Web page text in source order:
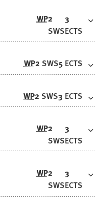
WP2
SWS
3
ECTS
WP2 SWS5 ECTS
WP2 SWS3 ECTS
WP2
SWS
3
ECTS
WP2
SWS
3
ECTS